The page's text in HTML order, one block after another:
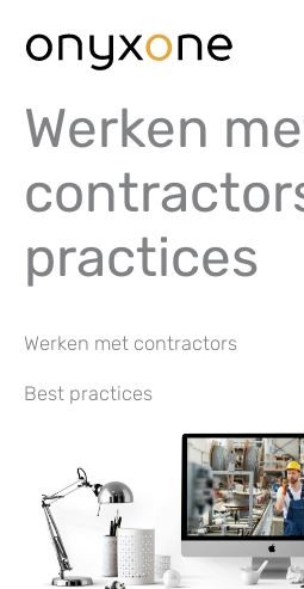
naar
inhoud
Werken
practices
Werken met contractors
Best practices